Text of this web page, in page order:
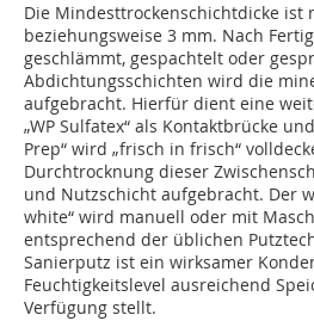
Die Mindesttrockenschichtdicke ist
beziehungsweise 3 mm. Nach
geschlämmt, gespachtelt oder
Abdichtungsschichten wird die
aufgebracht. Hierfür dient eine
„WP Sulfatex“ als Kontaktbrücke
Prep“ wird „frisch in frisch“
Durchtrocknung dieser
und Nutzschicht aufgebracht. Der
white“ wird manuell oder mit
entsprechend der üblichen
Sanierputz ist ein wirksamer
Feuchtigkeitslevel ausreichend
Verfügung stellt.